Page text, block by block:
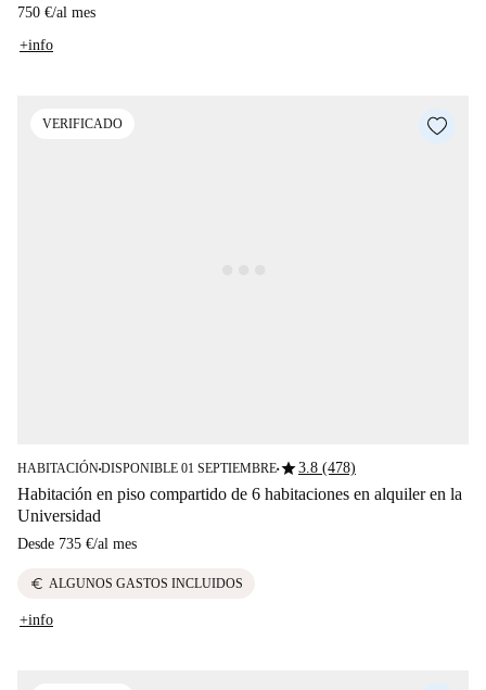
750 €/al mes
+info
VERIFICADO
HABITACIÓN■DISPONIBLE 01 SEPTIEMBRE■star3.8 (478)
Habitación en piso compartido de 6 habitaciones en alquiler en la
Universidad
Desde 735 €/al mes
euro ALGUNOS GASTOS INCLUIDOS
+info